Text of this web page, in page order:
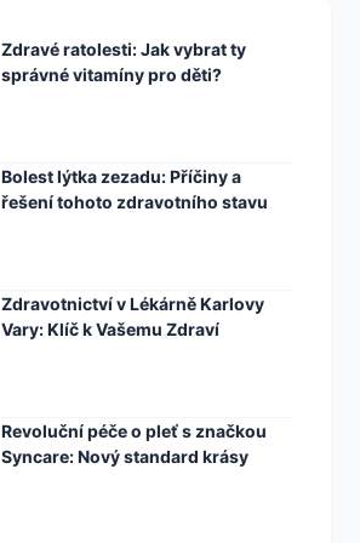
Zdravé ratolesti: Jak vybrat ty
správné vitamíny pro děti?
Bolest lýtka zezadu: Příčiny a
řešení tohoto zdravotního stavu
Zdravotnictví v Lékárně Karlovy
Vary: Klíč k Vašemu Zdraví
Revoluční péče o pleť s značkou
Syncare: Nový standard krásy